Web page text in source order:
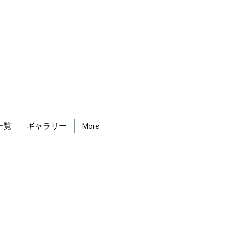
覧 ギャラリー More